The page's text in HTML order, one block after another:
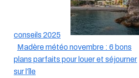
conseils 2025
Madère météo novembre : 6 bons
plans parfaits pour louer et séjourner
sur l’île